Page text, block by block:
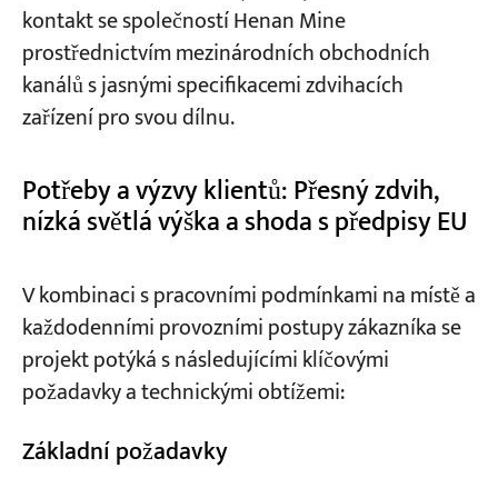
kontakt se společností Henan Mine
prostřednictvím mezinárodních obchodních
kanálů s jasnými specifikacemi zdvihacích
zařízení pro svou dílnu.
Potřeby a výzvy klientů: Přesný zdvih,
nízká světlá výška a shoda s předpisy EU
V kombinaci s pracovními podmínkami na místě a
každodenními provozními postupy zákazníka se
projekt potýká s následujícími klíčovými
požadavky a technickými obtížemi:
Základní požadavky